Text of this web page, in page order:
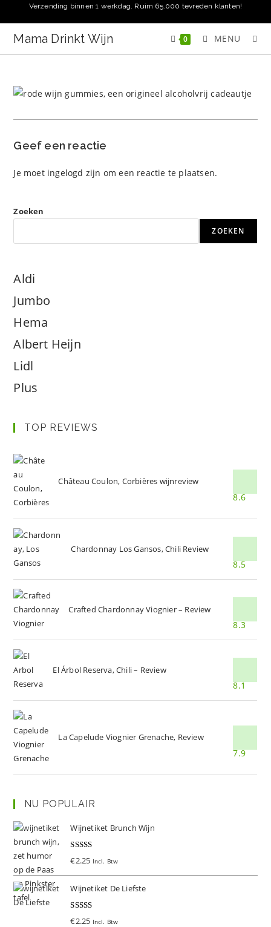
naar
inhoud
Verzending binnen 1 werkdag. Ruim 65.000 tevreden klanten!
Mama Drinkt Wijn 0 MENU
Geef een reactie
Je moet ingelogd zijn om een reactie te plaatsen.
Zoeken
ZOEKEN
Aldi
Jumbo
Hema
Albert Heijn
Lidl
Plus
TOP REVIEWS
Château Coulon, Corbières wijnreview
8.6
Chardonnay Los Gansos, Chili Review
8.5
Crafted Chardonnay Viognier – Review
8.3
El Árbol Reserva, Chili – Review
8.1
La Capelude Viognier Grenache, Review
7.9
NU POPULAIR
Wijnetiket Brunch Wijn
Gewaardeer
€2.25 Incl. Btw
Wijnetiket De Liefste
Gewaardeer
€2.25 Incl. Btw